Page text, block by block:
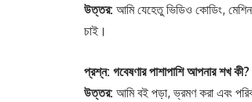
উত্তর: আমি যেহেতু ভিডিও কোডিং,
চাই।
প্রশ্ন: গবেষণার পাশাপাশি আপনার শখ কী?
উত্তর: আমি বই পড়া, ভ্রমণ করা এবং